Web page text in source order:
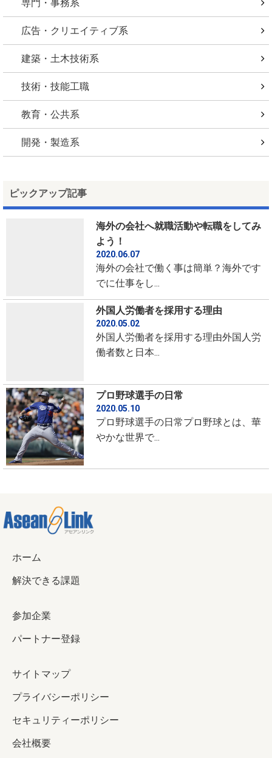
専門・事務系
広告・クリエイティブ系
建築・土木技術系
技術・技能工職
教育・公共系
開発・製造系
ピックアップ記事
海外の会社へ就職活動や転職をしてみ
よう！
2020.06.07
海外の会社で働く事は簡単？海外です
でに仕事をし...
外国人労働者を採用する理由
2020.05.02
外国人労働者を採用する理由外国人労
働者数と日本...
プロ野球選手の日常
2020.05.10
プロ野球選手の日常プロ野球とは、華
やかな世界で...
ホーム
解決できる課題
参加企業
パートナー登録
サイトマップ
プライバシーポリシー
セキュリティーポリシー
会社概要